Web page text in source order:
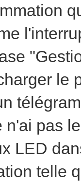
le
n'ai pas
LED
telle